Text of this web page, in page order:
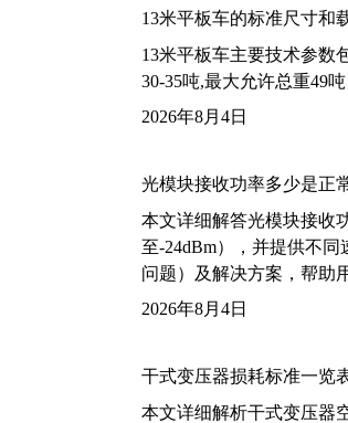
13米平板车的标准尺寸和
13米平板车主要技术参数
30-35吨,最大允许总重49
2026年8月4日
光模块接收功率多少是正
本文详细解答光模块接收
至-24dBm），并提供不
问题）及解决方案，帮助
2026年8月4日
干式变压器损耗标准一览
本文详细解析干式变压器